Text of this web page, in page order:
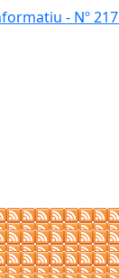
- Nº 217